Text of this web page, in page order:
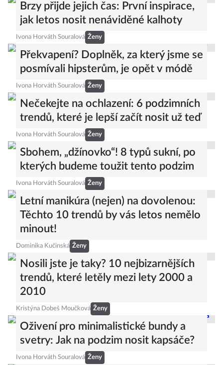
Brzy přijde jejich čas: První inspirace,
jak letos nosit nenáviděné kalhoty
Ivona Horváth Souralová Ženy
Překvapení? Doplněk, za který jsme se
posmívali hipsterům, je opět v módě
Ivona Horváth Souralová Ženy
Nečekejte na ochlazení: 6 podzimních
trendů, které je lepší začít nosit už teď
Ivona Horváth Souralová Ženy
Sbohem, „džínovko“! 8 typů sukní, po
kterých budeme toužit tento podzim
Ivona Horváth Souralová Ženy
Letní manikúra (nejen) na dovolenou:
Těchto 10 trendů by vás letos nemělo
minout!
Dominika Kučinská Ženy
Nosili jste je taky? 10 nejbizarnějších
trendů, které letěly mezi lety 2000 a
2010
Kristýna Dobeš Moučková Ženy
Oživení pro minimalistické bundy a
svetry: Jak na podzim nosit kapsáče?
Ivona Horváth Souralová Ženy